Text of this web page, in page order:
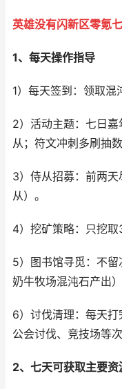
英雄没有闪新区零氪
1、每天操作指导
1）每天签到：领取混
2）活动主题：七日
从；符文冲刺多刷抽数
3）侍从招募：前两
从）。
4）挖矿策略：只挖取
5）图书馆寻觅：不
奶牛牧场混沌石产出）
6）讨伐清理：每天打
公会讨伐、竞技场等次
2、七天可获取主要资